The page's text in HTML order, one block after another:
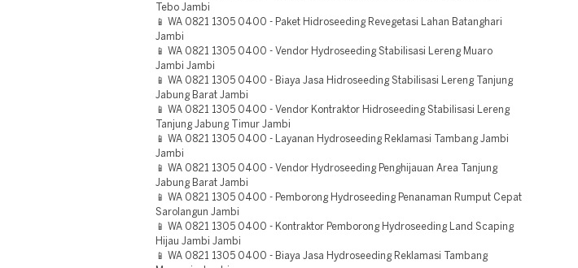
Tebo Jambi
📱 WA 0821 1305 0400 - Paket Hidroseeding Revegetasi Lahan Batanghari
Jambi
📱 WA 0821 1305 0400 - Vendor Hydroseeding Stabilisasi Lereng Muaro
Jambi Jambi
📱 WA 0821 1305 0400 - Biaya Jasa Hidroseeding Stabilisasi Lereng Tanjung
Jabung Barat Jambi
📱 WA 0821 1305 0400 - Vendor Kontraktor Hidroseeding Stabilisasi Lereng
Tanjung Jabung Timur Jambi
📱 WA 0821 1305 0400 - Layanan Hydroseeding Reklamasi Tambang Jambi
Jambi
📱 WA 0821 1305 0400 - Vendor Hydroseeding Penghijauan Area Tanjung
Jabung Barat Jambi
📱 WA 0821 1305 0400 - Pemborong Hydroseeding Penanaman Rumput Cepat
Sarolangun Jambi
📱 WA 0821 1305 0400 - Kontraktor Pemborong Hydroseeding Land Scaping
Hijau Jambi Jambi
📱 WA 0821 1305 0400 - Biaya Jasa Hydroseeding Reklamasi Tambang